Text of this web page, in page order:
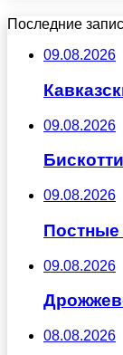
Последние
09.08.2026
09.08.2026
09.08.2026
09.08.2026
08.08.2026